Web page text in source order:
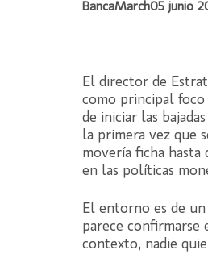
BancaMarch05 junio
El director de
como principal foco
de iniciar las
la primera vez que
movería ficha hasta
en las políticas
El entorno es de
parece confirmarse
contexto, nadie